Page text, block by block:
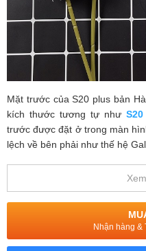
Mặt trước của S20 plus bản
kích thước tương tự như
trước được đặt ở trong màn
lệch về bên phải như thế hệ
Nhận hàng &